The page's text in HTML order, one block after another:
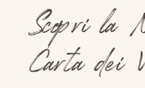
Scopri la
Carta dei